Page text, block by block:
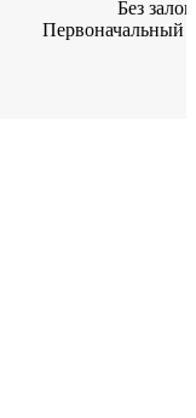
Без
Первоначальный